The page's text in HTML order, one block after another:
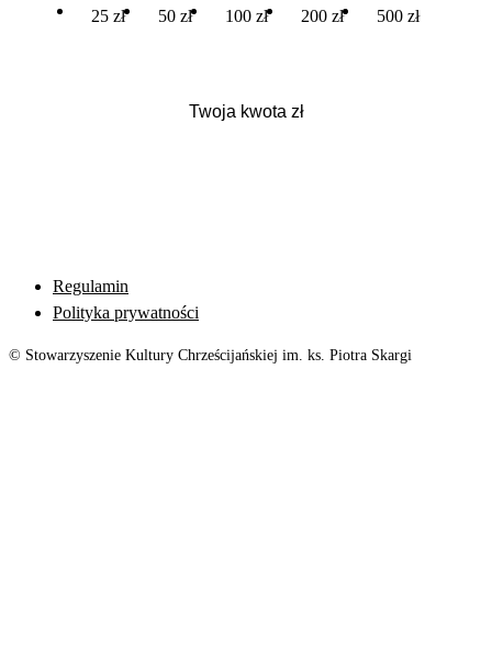
25 zł 50 zł 100 zł 200 zł 500 zł
Regulamin
Polityka prywatności
© Stowarzyszenie Kultury Chrześcijańskiej im. ks. Piotra Skargi